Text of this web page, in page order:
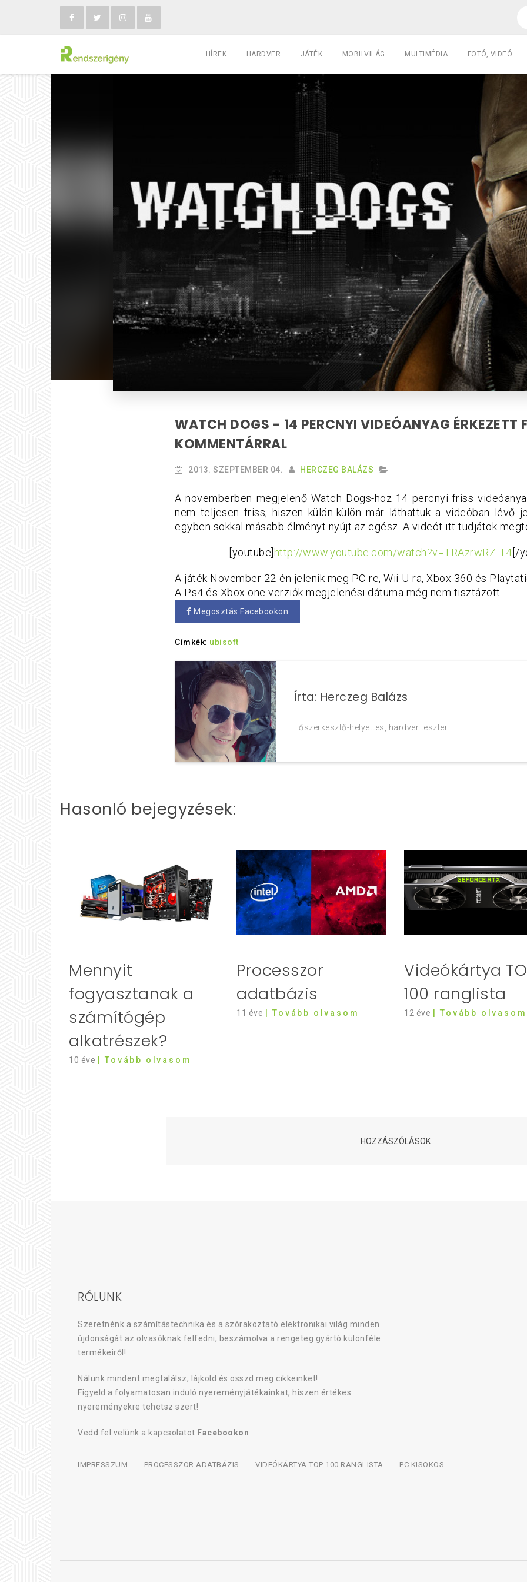
HÍREK HARDVER JÁTÉK MOBILVILÁG MULTIMÉDIA FOTÓ, VIDEÓ
WATCH DOGS - 14 PERCNYI VIDEÓANYAG ÉRKEZETT
KOMMENTÁRRAL
2013. SZEPTEMBER 04. HERCZEG BALÁZS
A novemberben megjelenő Watch Dogs-hoz 14 percnyi friss
nem teljesen friss, hiszen külön-külön már láthattuk a videóban lévő
egyben sokkal másabb élményt nyújt az egész. A videót itt tudjátok
[youtube] http://www.youtube.com/watch?v=TRAzrwRZ-T4 [/
A játék November 22-én jelenik meg PC-re, Wii-U-ra, Xbox 360 és
A Ps4 és Xbox one verziók megjelenési dátuma még nem tisztázott.
Megosztás Facebookon
Címkék: ubisoft
Írta: Herczeg Balázs
Főszerkesztő-helyettes, hardver teszter
Hasonló bejegyzések:
Mennyit
fogyasztanak a
számítógép
alkatrészek?
10 éve | Tovább olvasom
Processzor
adatbázis
11 éve | Tovább olvasom
Videókártya
100 ranglista
12 éve | Tovább olvasom
HOZZÁSZÓLÁSOK
RÓLUNK
Szeretnénk a számítástechnika és a szórakoztató elektronikai világ minden
újdonságát az olvasóknak felfedni, beszámolva a rengeteg gyártó különféle
termékeiről!
Nálunk mindent megtalálsz, lájkold és osszd meg cikkeinket!
Figyeld a folyamatosan induló nyereményjátékainkat, hiszen értékes
nyereményekre tehetsz szert!
Vedd fel velünk a kapcsolatot Facebookon
IMPRESSZUM PROCESSZOR ADATBÁZIS VIDEÓKÁRTYA TOP 100 RANGLISTA PC KISOKOS